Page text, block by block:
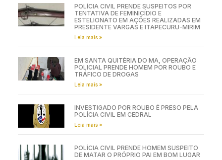
POLÍCIA CIVIL PRENDE SUSPEITOS POR
TENTATIVA DE FEMINICÍDIO E
ESTELIONATO EM AÇÕES REALIZADAS EM
PRESIDENTE VARGAS E ITAPECURU-MIRIM
Leia mais »
EM SANTA QUITÉRIA DO MA, OPERAÇÃO
POLICIAL PRENDE HOMEM POR ROUBO E
TRÁFICO DE DROGAS
Leia mais »
INVESTIGADO POR ROUBO É PRESO PELA
POLÍCIA CIVIL EM CEDRAL
Leia mais »
POLÍCIA CIVIL PRENDE HOMEM SUSPEITO
DE MATAR O PRÓPRIO PAI EM BOM LUGAR